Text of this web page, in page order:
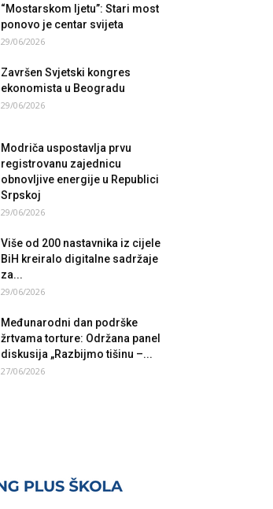
“Mostarskom ljetu”: Stari most
ponovo je centar svijeta
29/06/2026
Završen Svjetski kongres
ekonomista u Beogradu
29/06/2026
Modriča uspostavlja prvu
registrovanu zajednicu
obnovljive energije u Republici
Srpskoj
29/06/2026
Više od 200 nastavnika iz cijele
BiH kreiralo digitalne sadržaje
za...
29/06/2026
Međunarodni dan podrške
žrtvama torture: Održana panel
diskusija „Razbijmo tišinu –...
27/06/2026